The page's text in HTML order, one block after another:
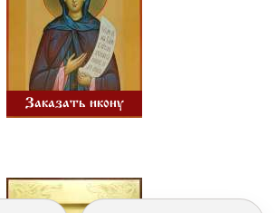
Заказать икону